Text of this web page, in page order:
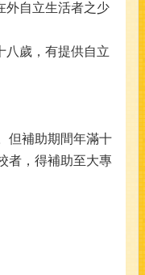
外自立生活者之少
八歲，有提供自立
但補助期間年滿十
者，得補助至大專